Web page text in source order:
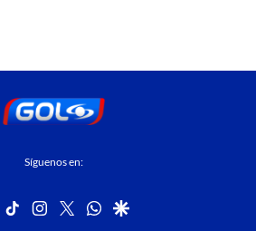
Síguenos en:
facebook
tiktok instagram
twitterwhatsapp
google